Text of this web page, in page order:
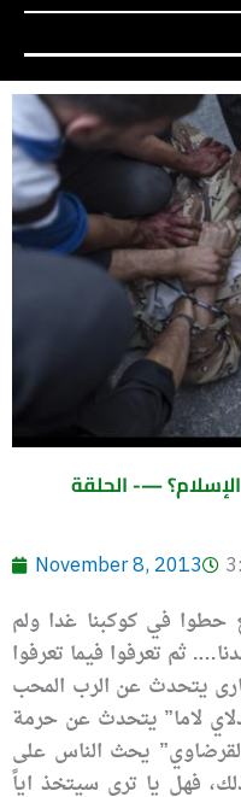
—- الحلقة
November 8, 2013
حطوا في كوكبنا غدا ولم
ثم تعرفوا فيما تعرفوا
يتحدث عن الرب المحب
لاما” يتحدث عن حرمة
يحث الناس على
فهل يا ترى سيتخذ اياً